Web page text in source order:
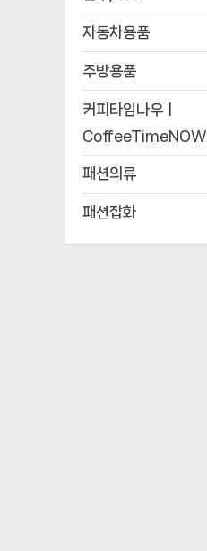
자동차용품
주방용품
커피타임나우ㅣ
CoffeeTimeNOW
패션의류
패션잡화